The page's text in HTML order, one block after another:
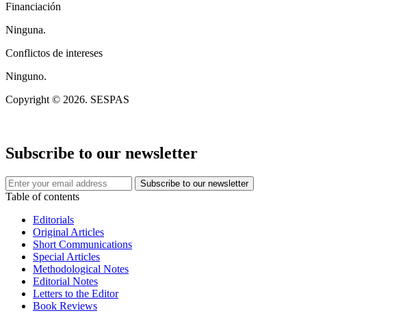
Financiación
Ninguna.
Conflictos de intereses
Ninguno.
Copyright © 2026. SESPAS
Subscribe to our newsletter
Table of contents
Editorials
Original Articles
Short Communications
Special Articles
Methodological Notes
Editorial Notes
Letters to the Editor
Book Reviews